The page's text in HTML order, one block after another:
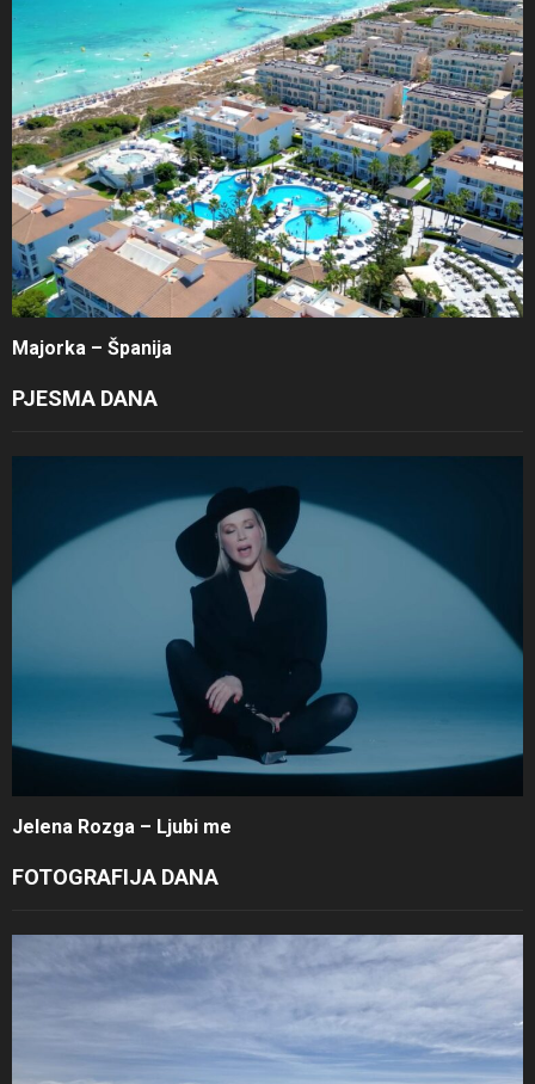
Majorka – Španija
PJESMA DANA
Jelena Rozga – Ljubi me
FOTOGRAFIJA DANA